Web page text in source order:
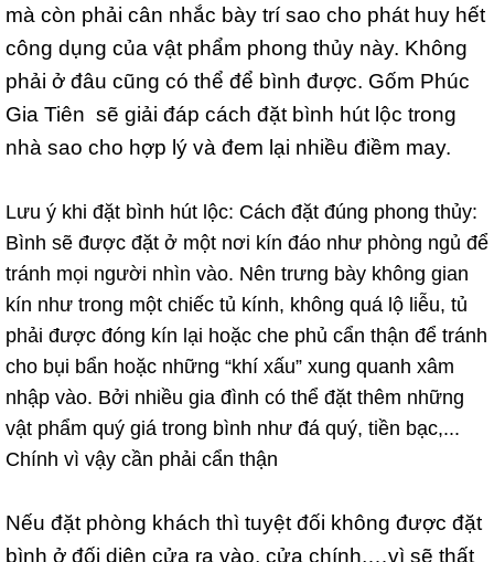
mà còn phải cân nhắc bày trí sao cho phát huy hết
công dụng của vật phẩm phong thủy này. Không
phải ở đâu cũng có thể để bình được. Gốm Phúc
Gia Tiên sẽ giải đáp cách đặt bình hút lộc trong
nhà sao cho hợp lý và đem lại nhiều điềm may.
Lưu ý khi đặt bình hút lộc: Cách đặt đúng phong thủy:
Bình sẽ được đặt ở một nơi kín đáo như phòng ngủ để
tránh mọi người nhìn vào. Nên trưng bày không gian
kín như trong một chiếc tủ kính, không quá lộ liễu, tủ
phải được đóng kín lại hoặc che phủ cẩn thận để tránh
cho bụi bẩn hoặc những “khí xấu” xung quanh xâm
nhập vào. Bởi nhiều gia đình có thể đặt thêm những
vật phẩm quý giá trong bình như đá quý, tiền bạc,...
Chính vì vậy cần phải cẩn thận
Nếu đặt phòng khách thì tuyệt đối không được đặt
bình ở đối diện cửa ra vào, cửa chính,…vì sẽ thất